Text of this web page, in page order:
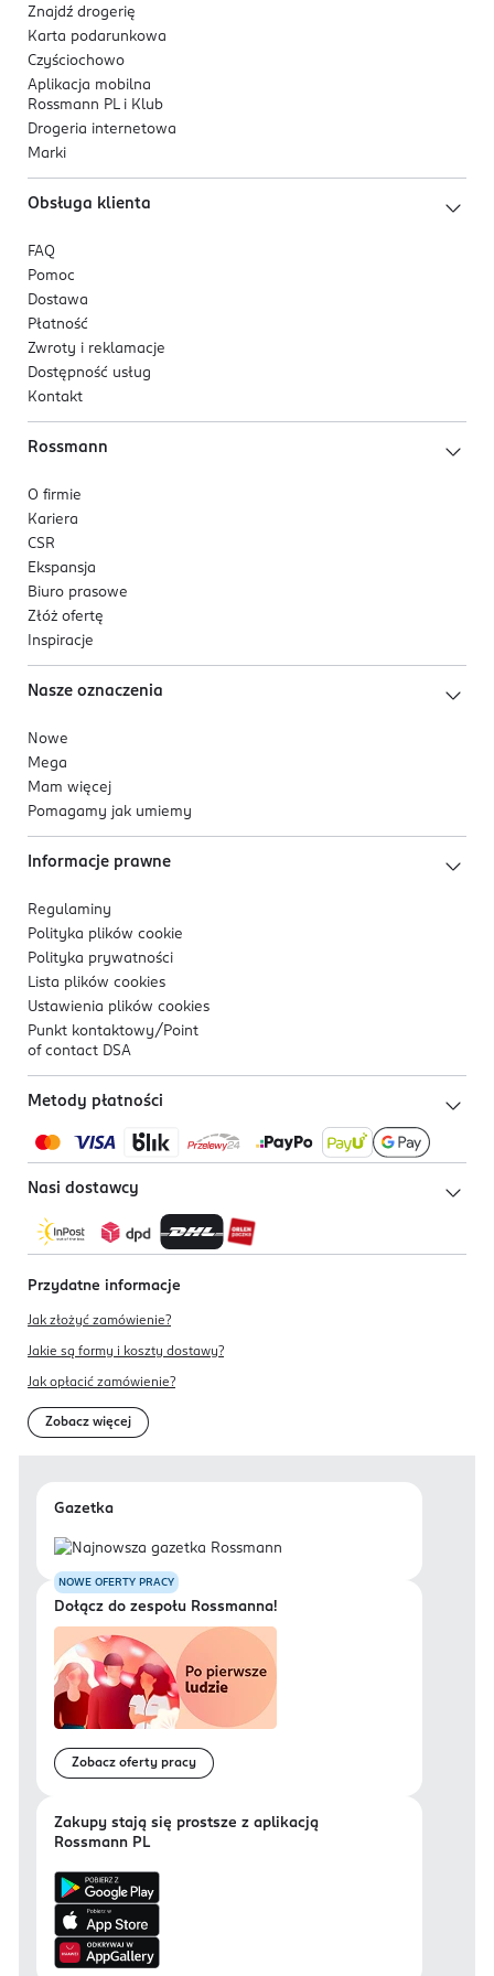
Znajdź drogerię
Karta podarunkowa
Czyściochowo
Aplikacja mobilna
Rossmann PL i Klub
Drogeria internetowa
Marki
Obsługa klienta
FAQ
Pomoc
Dostawa
Płatność
Zwroty i reklamacje
Dostępność usług
Kontakt
Rossmann
O firmie
Kariera
CSR
Ekspansja
Biuro prasowe
Złóż ofertę
Inspiracje
Nasze oznaczenia
Nowe
Mega
Mam więcej
Pomagamy jak umiemy
Informacje prawne
Regulaminy
Polityka plików cookie
Polityka prywatności
Lista plików cookies
Ustawienia plików cookies
Punkt kontaktowy/ Point
of contact DSA
Metody płatności
Nasi dostawcy
Przydatne informacje
Jak złożyć zamówienie?
Jakie są formy i koszty dostawy?
Jak opłacić zamówienie?
Zobacz więcej
Gazetka
NOWE OFERTY PRACY
Dołącz do zespołu Rossmanna!
Zobacz oferty pracy
Zakupy stają się prostsze z aplikacją
Rossmann PL